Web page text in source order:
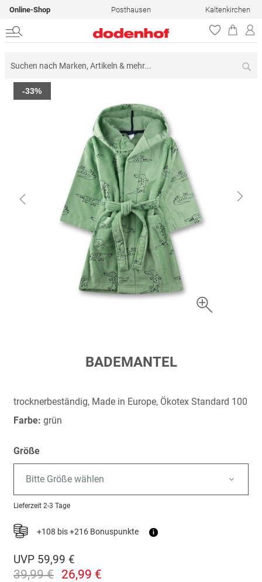
Online-Shop Posthausen Kaltenkirchen
Zum
Ende
-33%
springen
BADEMANTEL
trocknerbeständig, Made in Europe, Ökotex Standard 100
Farbe: grün
Größe
Bitte Größe wählen
Lieferzeit 2-3 Tage
+108 bis +216 Bonuspunkte i
UVP 59,99 €
39,99 € 26,99 €